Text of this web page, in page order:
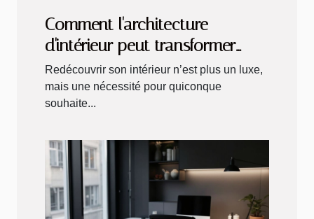
Comment l'architecture
d'intérieur peut transformer
votre espace de vie ?
Redécouvrir son intérieur n’est plus un luxe,
mais une nécessité pour quiconque
souhaite...